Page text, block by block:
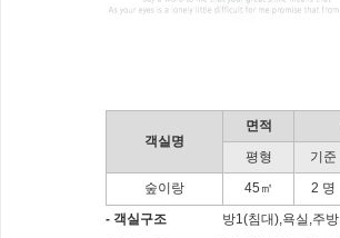
객실명
면적
평형
기준
숲이랑
45㎡ 2 명
- 객실구조
방1(침대),욕실,주방